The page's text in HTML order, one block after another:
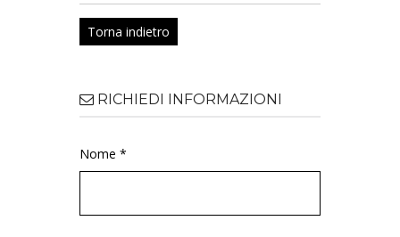
Torna indietro
RICHIEDI INFORMAZIONI
Nome *